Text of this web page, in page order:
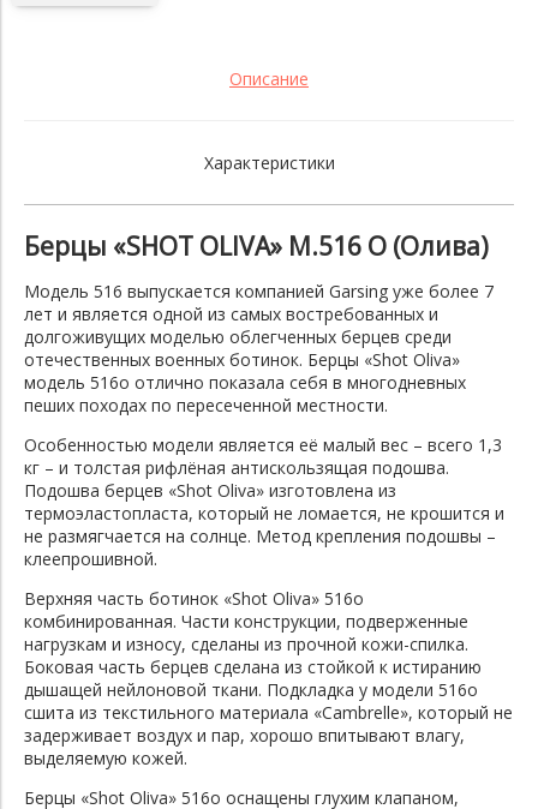
Описание
Характеристики
Берцы «SHOT OLIVA» M.516 O (Олива)
Модель 516 выпускается компанией Garsing уже более 7
лет и является одной из самых востребованных и
долгоживущих моделью облегченных берцев среди
отечественных военных ботинок. Берцы «Shot Oliva»
модель 516o отлично показала себя в многодневных
пеших походах по пересеченной местности.
Особенностью модели является её малый вес – всего 1,3
кг – и толстая рифлёная антискользящая подошва.
Подошва берцев «Shot Oliva» изготовлена из
термоэластопласта, который не ломается, не крошится и
не размягчается на солнце. Метод крепления подошвы –
клеепрошивной.
Верхняя часть ботинок «Shot Oliva» 516o
комбинированная. Части конструкции, подверженные
нагрузкам и износу, сделаны из прочной кожи-спилка.
Боковая часть берцев сделана из стойкой к истиранию
дышащей нейлоновой ткани. Подкладка у модели 516o
сшита из текстильного материала «Cambrelle», который не
задерживает воздух и пар, хорошо впитывают влагу,
выделяемую кожей.
Берцы «Shot Oliva» 516o оснащены глухим клапаном,